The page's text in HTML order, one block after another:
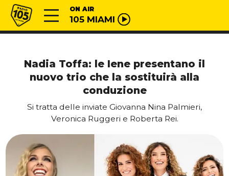
Vai al contenuto
Radio 105 ON AIR
105 MIAMI
Nadia Toffa: le Iene presentano il
nuovo trio che la sostituirà alla
conduzione
Si tratta delle inviate Giovanna Nina Palmieri,
Veronica Ruggeri e Roberta Rei.